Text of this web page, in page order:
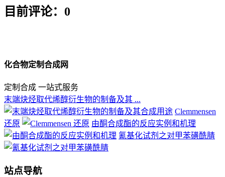
目前评论：0
化合物定制合成网
定制合成 一站式服务
末端炔烃取代烯醇衍生物的制备及其 ...
Clemmensen
还原
由酮合成酯的反应实例和机理
氰基化试剂之对甲苯磺酰腈
站点导航